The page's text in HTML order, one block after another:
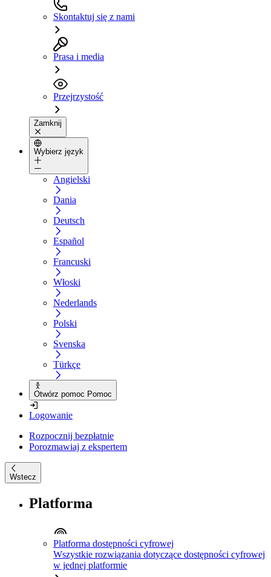
Skontaktuj się z nami
Prasa i media
Przejrzystość
Zamknij
Wybierz język
Angielski
Dania
Deutsch
Español
Francuski
Włoski
Nederlands
Polski
Svenska
Türkçe
Otwórz pomoc Pomoc
Logowanie
Rozpocznij bezpłatnie
Porozmawiaj z ekspertem
Wstecz
Platforma
Platforma dostępności cyfrowej
Wszystkie rozwiązania dotyczące dostępności cyfrowej
w jednej platformie